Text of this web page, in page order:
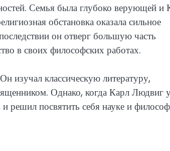
Семья была глубоко верующей и
обстановка оказала сильное
он отверг большую часть
в своих философских работах.
изучал классическую литературу,
Однако, когда Карл Людвиг
решил посвятить себя науке и